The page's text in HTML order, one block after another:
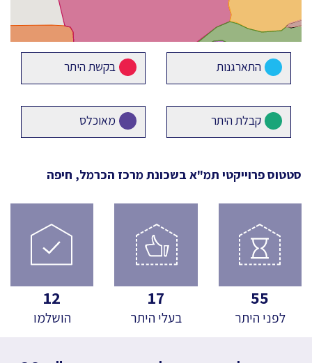
התארגנות בקשת היתר
קבלת היתר מאוכלס
סטטוס פרוייקטי תמ"א בשכונת מרכז הכרמל, חיפה
55
לפני היתר
17
בעלי היתר
12
הושלמו